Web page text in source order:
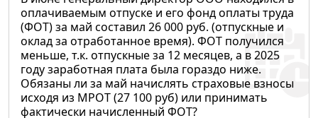
оплачиваемым отпуске и его фонд оплаты труда
(ФОТ) за май составил 26 000 руб. (отпускные и
оклад за отработанное время). ФОТ получился
меньше, т.к. отпускные за 12 месяцев, а в 2025
году заработная плата была гораздо ниже.
Обязаны ли за май начислять страховые взносы
исходя из МРОТ (27 100 руб) или принимать
фактически начисленный ФОТ?